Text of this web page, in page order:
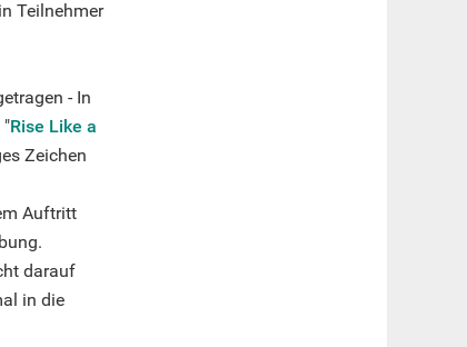
Teilnehmer
- In
"Rise Like a
Zeichen
Auftritt
darauf
in die